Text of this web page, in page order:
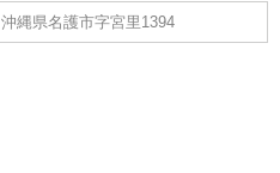
沖縄県名護市字宮里1394